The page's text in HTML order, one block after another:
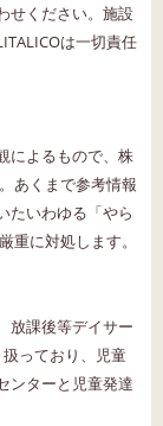
せください。施設
は一切責任
によるもので、株
あくまで参考情報
たいわゆる「やら
重に対処します。
放課後等デイサー
っており、児童
ンターと児童発達